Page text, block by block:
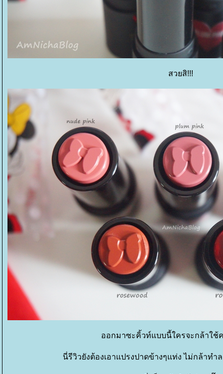
สวยสิ!!!
ออกมาซะคิ้วท์แบบนี้ใครจะกล้าใช้
นี่รีวิวยังต้องเอาแปรงปาดข้างๆแท่ง ไม่กล้าทำ